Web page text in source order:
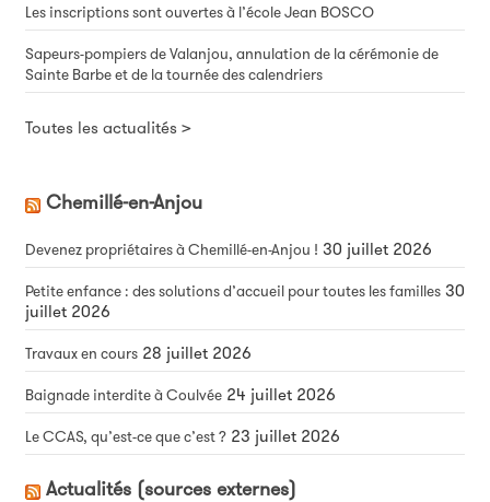
Les inscriptions sont ouvertes à l’école Jean BOSCO
Sapeurs-pompiers de Valanjou, annulation de la cérémonie de
Sainte Barbe et de la tournée des calendriers
Toutes les actualités >
Chemillé-en-Anjou
Devenez propriétaires à Chemillé-en-Anjou ! 30 juillet 2026
Petite enfance : des solutions d’accueil pour toutes les familles 30
juillet 2026
Travaux en cours 28 juillet 2026
Baignade interdite à Coulvée 24 juillet 2026
Le CCAS, qu’est-ce que c’est ? 23 juillet 2026
Actualités (sources externes)